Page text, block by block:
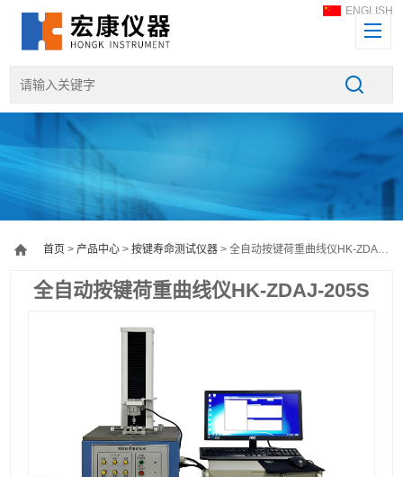
ENGLISH
首页 >产品中心 >按键寿命测试仪器 > 全自动按键荷重曲线仪HK-ZDAJ-205S
全自动按键荷重曲线仪HK-ZDAJ-205S